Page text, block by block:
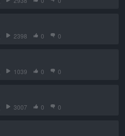
2398 0 0
1039 0 0
3007 0 0